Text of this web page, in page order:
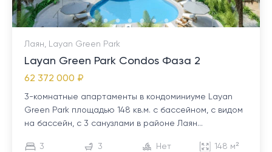
Лаян, Layan Green Park
Layan Green Park Condos Фаза 2
62 372 000 ₽
3-комнатные апартаменты в кондоминиуме Layan
Green Park площадью 148 кв.м. с бассейном, с видом
на бассейн, с 3 санузлами в районе Лаян...
3 3 Нет 148 м²